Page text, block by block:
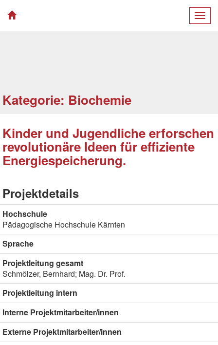
Kategorie: Biochemie
Kinder und Jugendliche erforschen
revolutionäre Ideen für effiziente
Energiespeicherung.
Projektdetails
Hochschule
Pädagogische Hochschule Kärnten
Sprache
Projektleitung gesamt
Schmölzer, Bernhard; Mag. Dr. Prof.
Projektleitung intern
Interne Projektmitarbeiter/innen
Externe Projektmitarbeiter/innen